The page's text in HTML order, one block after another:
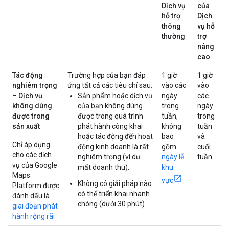
Dịch vụ
hỗ trợ
thông
thường
của
Dịch
vụ hỗ
trợ
nâng
cao
Tác động
nghiêm trọng
– Dịch vụ
không dùng
được trong
sản xuất
Chỉ áp dụng
cho các dịch
vụ của Google
Maps
Platform được
đánh dấu là
giai đoạn phát
hành rộng rãi
Trường hợp của bạn đáp
ứng tất cả các tiêu chí sau:
Sản phẩm hoặc dịch vụ
của bạn không dùng
được trong quá trình
phát hành công khai
hoặc tác động đến hoạt
động kinh doanh là rất
nghiêm trọng (ví dụ:
mất doanh thu).
Không có giải pháp nào
có thể triển khai nhanh
chóng (dưới 30 phút).
1 giờ
vào các
ngày
trong
tuần,
không
bao
gồm
ngày lễ
khu
vực
1 giờ
vào
các
ngày
trong
tuần
và
cuối
tuần